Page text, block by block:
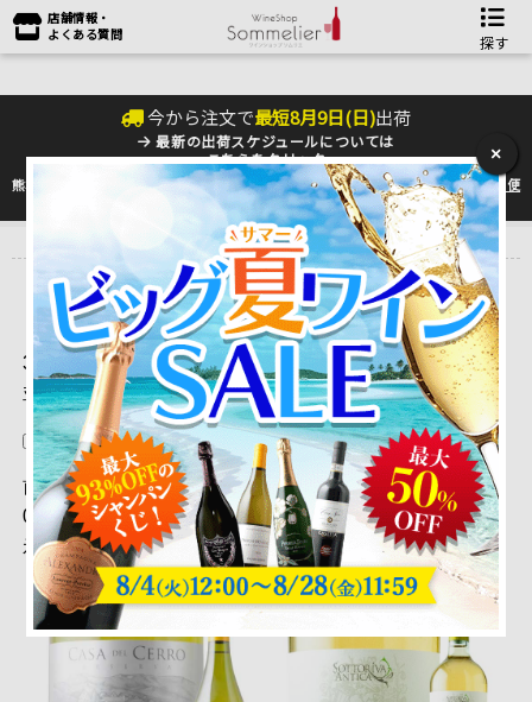
店舗情報・
よくある質問
探す
今から注文で最短8月9日(日)出荷
最新の出荷スケジュールについては
こちらをクリック
熊本地震の影響により九州への配送に遅れが生じております。最新情報は佐川急便
のHP
をご確認下さい。
ワインをタイプ別に選ぶ♪
3,121 ～ 3,135 件目を表示しています。（全3,358件）
並べ替え
在庫切れを除く
前ページを表示|1...204 |205 |206|207| 208| 209 | 21
0
211|212 |213 |214|215 ...224 |
次ページを表
示
×